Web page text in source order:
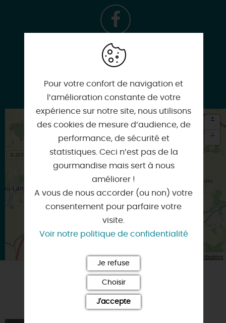
×
DORDIVES
+
-
Leaflet| Map data © OpenStreetMap contributors
A TESTER ÉGALEMENT SUR PLACE OU À
PROXIMITÉ
Pour votre confort de navigation et
l’amélioration constante de votre
expérience sur notre site, nous utilisons
des cookies de mesure d’audience, de
performance, de sécurité et
statistiques. Ceci n’est pas de la
gourmandise mais sert à nous
améliorer !
A vous de nous accorder (ou non) votre
consentement pour parfaire votre
visite.
Voir notre politique de confidentialité
Je refuse
Choisir
J'accepte